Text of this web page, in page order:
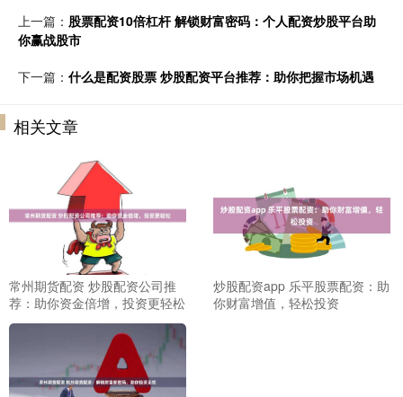
上一篇： 股票配资10倍杠杆 解锁财富密码：个人配资炒股平台助
你赢战股市
下一篇： 什么是配资股票 炒股配资平台推荐：助你把握市场机遇
相关文章
常州期货配资 炒股配资公司推
荐：助你资金倍增，投资更轻松
炒股配资app 乐平股票配资：助
你财富增值，轻松投资